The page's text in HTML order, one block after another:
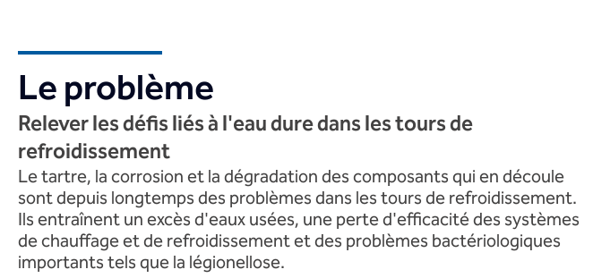
Le problème
Relever les défis liés à l'eau dure dans les tours de
refroidissement
Le tartre, la corrosion et la dégradation des composants qui en découle
sont depuis longtemps des problèmes dans les tours de refroidissement.
Ils entraînent un excès d'eaux usées, une perte d'efficacité des systèmes
de chauffage et de refroidissement et des problèmes bactériologiques
importants tels que la légionellose.